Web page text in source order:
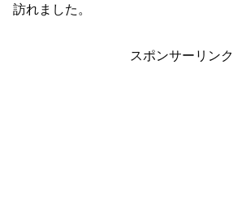
訪れました。
スポンサーリンク